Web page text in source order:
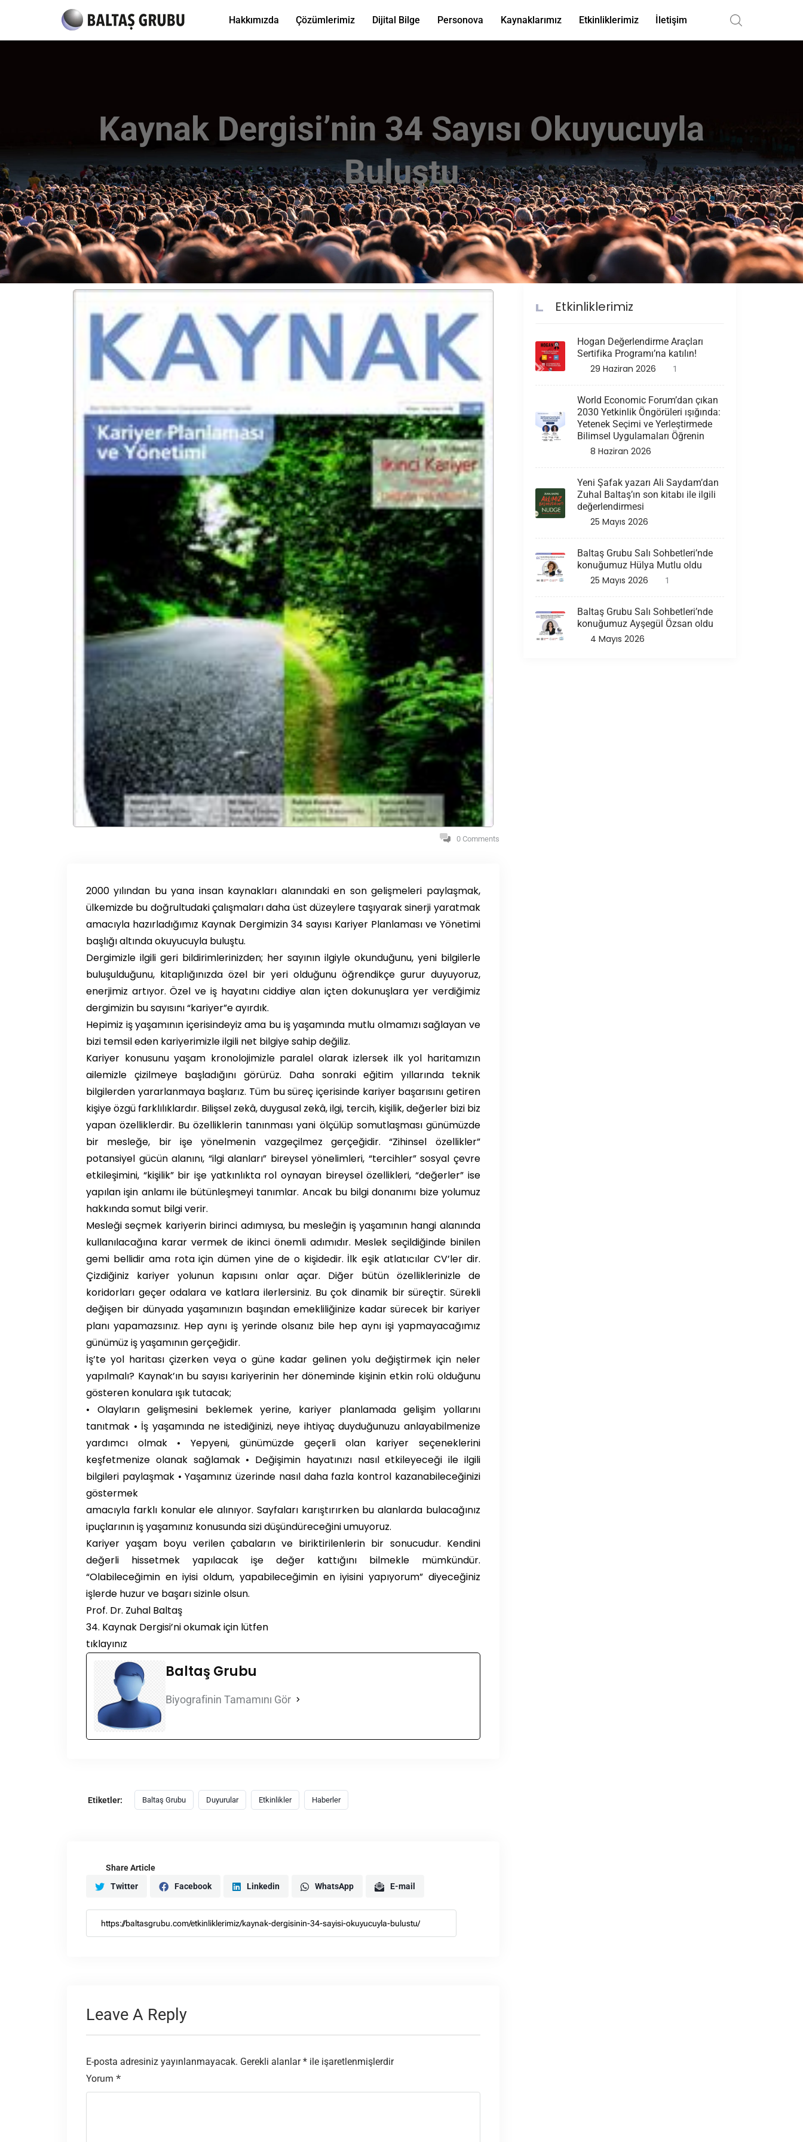
Hakkımızda Çözümlerimiz Dijital Bilge Personova Kaynaklarımız Etkinliklerimiz İletişim
Kaynak Dergisi’nin 34 Sayısı Okuyucuyla
Buluştu
0 Comments
2000 yılından bu yana insan kaynakları alanındaki en son gelişmeleri paylaşmak,
ülkemizde bu doğrultudaki çalışmaları daha üst düzeylere taşıyarak sinerji yaratmak
amacıyla hazırladığımız Kaynak Dergimizin 34 sayısı Kariyer Planlaması ve Yönetimi
başlığı altında okuyucuyla buluştu.
Dergimizle ilgili geri bildirimlerinizden; her sayının ilgiyle okunduğunu, yeni bilgilerle
buluşulduğunu, kitaplığınızda özel bir yeri olduğunu öğrendikçe gurur duyuyoruz,
enerjimiz artıyor. Özel ve iş hayatını ciddiye alan içten dokunuşlara yer verdiğimiz
dergimizin bu sayısını “kariyer”e ayırdık.
Hepimiz iş yaşamının içerisindeyiz ama bu iş yaşamında mutlu olmamızı sağlayan ve
bizi temsil eden kariyerimizle ilgili net bilgiye sahip değiliz.
Kariyer konusunu yaşam kronolojimizle paralel olarak izlersek ilk yol haritamızın
ailemizle çizilmeye başladığını görürüz. Daha sonraki eğitim yıllarında teknik
bilgilerden yararlanmaya başlarız. Tüm bu süreç içerisinde kariyer başarısını getiren
kişiye özgü farklılıklardır. Bilişsel zekâ, duygusal zekâ, ilgi, tercih, kişilik, değerler bizi biz
yapan özelliklerdir. Bu özelliklerin tanınması yani ölçülüp somutlaşması günümüzde
bir mesleğe, bir işe yönelmenin vazgeçilmez gerçeğidir. “Zihinsel özellikler”
potansiyel gücün alanını, “ilgi alanları” bireysel yönelimleri, “tercihler” sosyal çevre
etkileşimini, “kişilik” bir işe yatkınlıkta rol oynayan bireysel özellikleri, “değerler” ise
yapılan işin anlamı ile bütünleşmeyi tanımlar. Ancak bu bilgi donanımı bize yolumuz
hakkında somut bilgi verir.
Mesleği seçmek kariyerin birinci adımıysa, bu mesleğin iş yaşamının hangi alanında
kullanılacağına karar vermek de ikinci önemli adımıdır. Meslek seçildiğinde binilen
gemi bellidir ama rota için dümen yine de o kişidedir. İlk eşik atlatıcılar CV’ler dir.
Çizdiğiniz kariyer yolunun kapısını onlar açar. Diğer bütün özelliklerinizle de
koridorları geçer odalara ve katlara ilerlersiniz. Bu çok dinamik bir süreçtir. Sürekli
değişen bir dünyada yaşamınızın başından emekliliğinize kadar sürecek bir kariyer
planı yapamazsınız. Hep aynı iş yerinde olsanız bile hep aynı işi yapmayacağımız
günümüz iş yaşamının gerçeğidir.
İş’te yol haritası çizerken veya o güne kadar gelinen yolu değiştirmek için neler
yapılmalı? Kaynak’ın bu sayısı kariyerinin her döneminde kişinin etkin rolü olduğunu
gösteren konulara ışık tutacak;
• Olayların gelişmesini beklemek yerine, kariyer planlamada gelişim yollarını
tanıtmak • İş yaşamında ne istediğinizi, neye ihtiyaç duyduğunuzu anlayabilmenize
yardımcı olmak • Yepyeni, günümüzde geçerli olan kariyer seçeneklerini
keşfetmenize olanak sağlamak • Değişimin hayatınızı nasıl etkileyeceği ile ilgili
bilgileri paylaşmak • Yaşamınız üzerinde nasıl daha fazla kontrol kazanabileceğinizi
göstermek
amacıyla farklı konular ele alınıyor. Sayfaları karıştırırken bu alanlarda bulacağınız
ipuçlarının iş yaşamınız konusunda sizi düşündüreceğini umuyoruz.
Kariyer yaşam boyu verilen çabaların ve biriktirilenlerin bir sonucudur. Kendini
değerli hissetmek yapılacak işe değer kattığını bilmekle mümkündür.
“Olabileceğimin en iyisi oldum, yapabileceğimin en iyisini yapıyorum” diyeceğiniz
işlerde huzur ve başarı sizinle olsun.
Prof. Dr. Zuhal Baltaş
34. Kaynak Dergisi’ni okumak için lütfen
tıklayınız
Baltaş Grubu
Biyografinin Tamamını Gör
Etiketler: Baltaş Grubu Duyurular Etkinlikler Haberler
Share Article
Twitter
Facebook Linkedin WhatsApp E-mail
Leave A Reply
E-posta adresiniz yayınlanmayacak. Gerekli alanlar* ile işaretlenmişlerdir
Yorum *
Etkinliklerimiz
Hogan Değerlendirme Araçları
Sertifika Programı’na katılın!
29 Haziran 2026 1
World Economic Forum’dan çıkan
2030 Yetkinlik Öngörüleri ışığında:
Yetenek Seçimi ve Yerleştirmede
Bilimsel Uygulamaları Öğrenin
8 Haziran 2026
Yeni Şafak yazarı Ali Saydam’dan
Zuhal Baltaş’ın son kitabı ile ilgili
değerlendirmesi
25 Mayıs 2026
Baltaş Grubu Salı Sohbetleri’nde
konuğumuz Hülya Mutlu oldu
25 Mayıs 2026 1
Baltaş Grubu Salı Sohbetleri’nde
konuğumuz Ayşegül Özsan oldu
4 Mayıs 2026